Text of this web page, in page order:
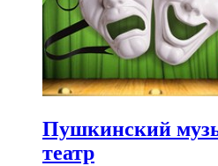
Пушкинский
театр